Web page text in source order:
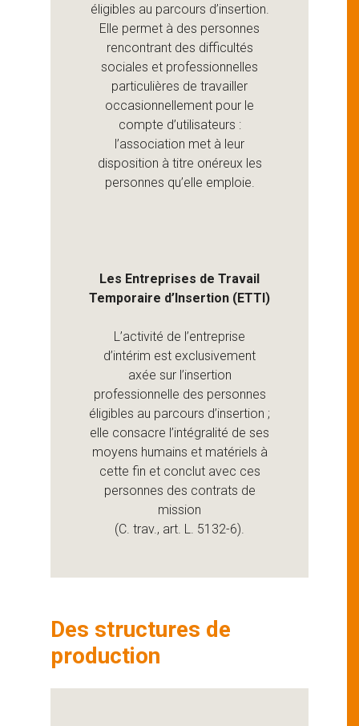
éligibles au parcours d’insertion.
Elle permet à des personnes
rencontrant des difficultés
sociales et professionnelles
particulières de travailler
occasionnellement pour le
compte d’utilisateurs :
l’association met à leur
disposition à titre onéreux les
personnes qu’elle emploie.
Les Entreprises de Travail
Temporaire d’Insertion (ETTI)
L’activité de l’entreprise
d’intérim est exclusivement
axée sur l’insertion
professionnelle des personnes
éligibles au parcours d’insertion ;
elle consacre l’intégralité de ses
moyens humains et matériels à
cette fin et conclut avec ces
personnes des contrats de
mission
(C. trav., art. L. 5132-6).
Des structures de
production